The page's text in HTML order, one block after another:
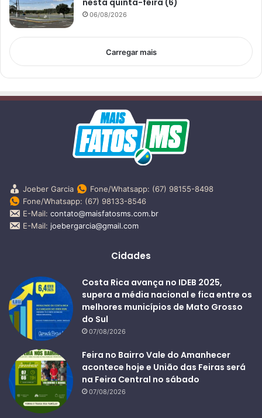
nesta quinta-feira (6)
06/08/2026
Carregar mais
Joeber Garcia
Fone/Whatsapp: (67) 98155-8498
Fone/Whatsapp: (67) 98133-8546
E-Mail: contato@maisfatosms.com.br
E-Mail: joebergarcia@gmail.com
Cidades
Costa Rica avança no IDEB 2025,
supera a média nacional e fica entre os
melhores municípios de Mato Grosso
do Sul
07/08/2026
Feira no Bairro Vale do Amanhecer
acontece hoje e União das Feiras será
na Feira Central no sábado
07/08/2026